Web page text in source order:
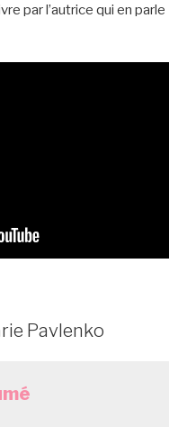
par l’autrice qui en parle
Pavlenko